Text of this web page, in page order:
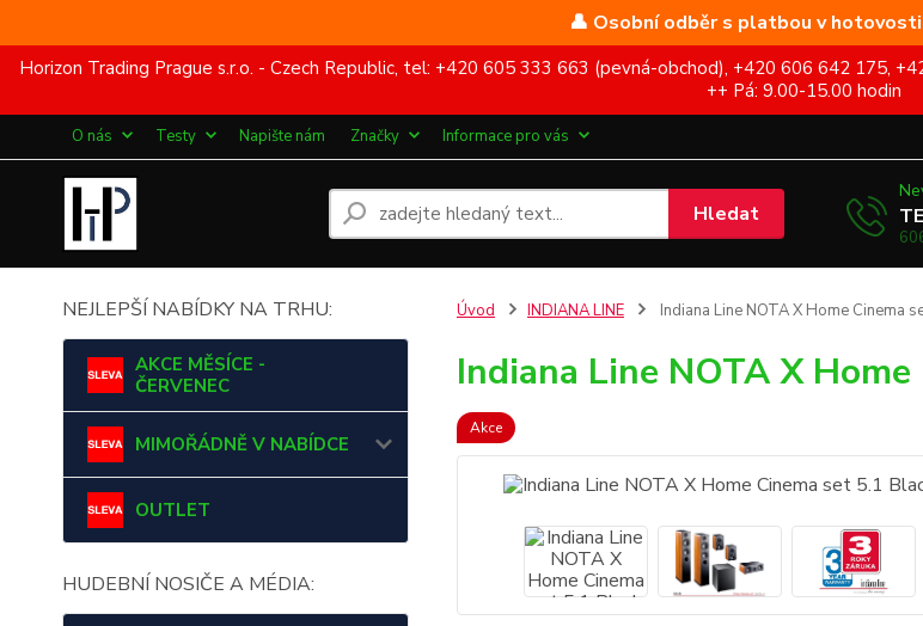
👤 Osobní odběr s platbou v hotovosti
Horizon Trading Prague s.r.o. - Czech Republic, tel: +420 605 333 663 (pevná-obchod), +420 606 642 175,
++ Pá: 9.00-15.00 hodin
O nás Testy Napište nám Značky Informace pro vás
Hledat
NEJLEPŠÍ NABÍDKY NA TRHU:
AKCE MĚSÍCE -
ČERVENEC
MIMOŘÁDNĚ V NABÍDCE
OUTLET
HUDEBNÍ NOSIČE A MÉDIA:
Úvod INDIANA LINE Indiana Line NOTA X Home Cinema
Indiana Line NOTA X
Akce